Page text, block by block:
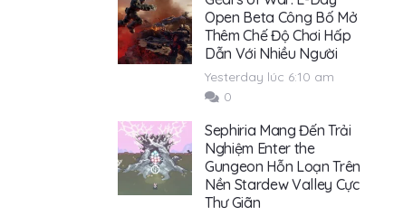
Open Beta Công Bố Mở
Thêm Chế Độ Chơi Hấp
Dẫn Với Nhiều Người
Yesterday lúc 6:10 am
0
Sephiria Mang Đến Trải
Nghiệm Enter the
Gungeon Hỗn Loạn Trên
Nền Stardew Valley Cực
Thư Giãn